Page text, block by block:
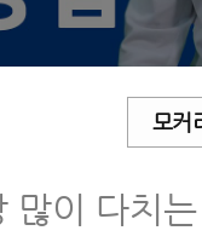
모커
많이 다치